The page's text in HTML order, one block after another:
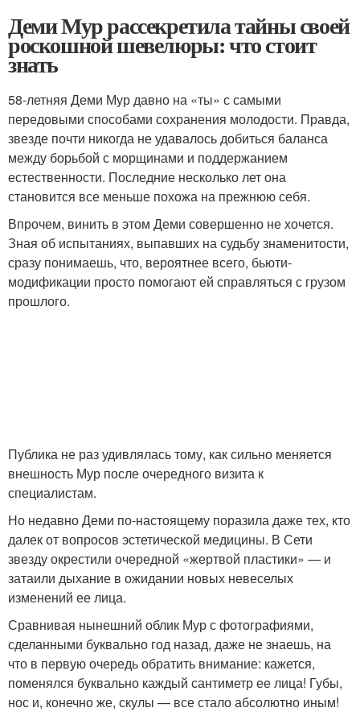
Деми Мур рассекретила тайны своей
роскошной шевелюры: что стоит
знать
58-летняя Деми Мур давно на «ты» с самыми
передовыми способами сохранения молодости. Правда,
звезде почти никогда не удавалось добиться баланса
между борьбой с морщинами и поддержанием
естественности. Последние несколько лет она
становится все меньше похожа на прежнюю себя.
Впрочем, винить в этом Деми совершенно не хочется.
Зная об испытаниях, выпавших на судьбу знаменитости,
сразу понимаешь, что, вероятнее всего, бьюти-
модификации просто помогают ей справляться с грузом
прошлого.
Публика не раз удивлялась тому, как сильно меняется
внешность Мур после очередного визита к
специалистам.
Но недавно Деми по-настоящему поразила даже тех, кто
далек от вопросов эстетической медицины. В Сети
звезду окрестили очередной «жертвой пластики» — и
затаили дыхание в ожидании новых невеселых
изменений ее лица.
Сравнивая нынешний облик Мур с фотографиями,
сделанными буквально год назад, даже не знаешь, на
что в первую очередь обратить внимание: кажется,
поменялся буквально каждый сантиметр ее лица! Губы,
нос и, конечно же, скулы — все стало абсолютно иным!